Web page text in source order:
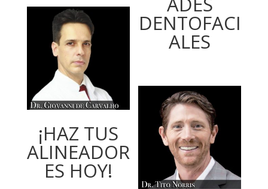
era:
663,55.
actual
DENTOFACI
ALES
¡HAZ TUS
ALINEADOR
ES HOY!